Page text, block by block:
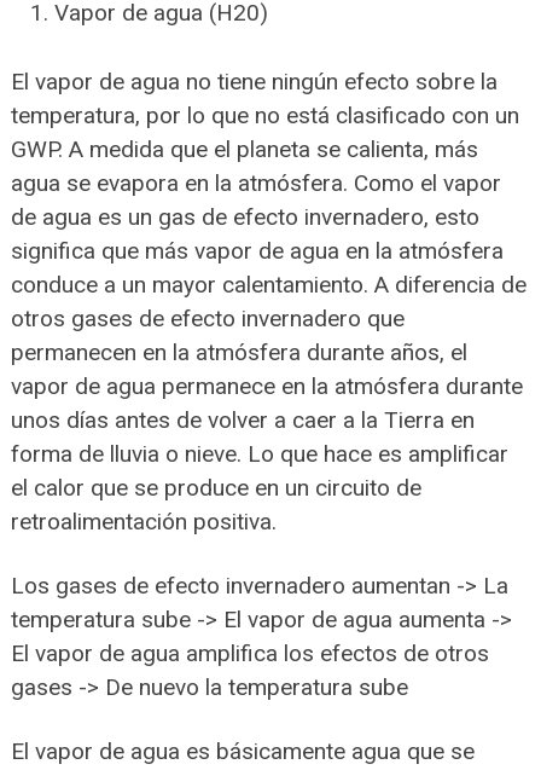
Vapor de agua (H20)
El vapor de agua no tiene ningún efecto sobre la
temperatura, por lo que no está clasificado con un
GWP. A medida que el planeta se calienta, más
agua se evapora en la atmósfera. Como el vapor
de agua es un gas de efecto invernadero, esto
significa que más vapor de agua en la atmósfera
conduce a un mayor calentamiento. A diferencia de
otros gases de efecto invernadero que
permanecen en la atmósfera durante años, el
vapor de agua permanece en la atmósfera durante
unos días antes de volver a caer a la Tierra en
forma de lluvia o nieve. Lo que hace es amplificar
el calor que se produce en un circuito de
retroalimentación positiva.
Los gases de efecto invernadero aumentan -> La
temperatura sube -> El vapor de agua aumenta ->
El vapor de agua amplifica los efectos de otros
gases -> De nuevo la temperatura sube
El vapor de agua es básicamente agua que se